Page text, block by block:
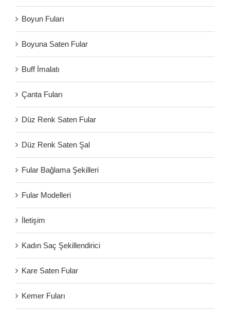
Boyun Fuları
Boyuna Saten Fular
Buff İmalatı
Çanta Fuları
Düz Renk Saten Fular
Düz Renk Saten Şal
Fular Bağlama Şekilleri
Fular Modelleri
İletişim
Kadın Saç Şekillendirici
Kare Saten Fular
Kemer Fuları